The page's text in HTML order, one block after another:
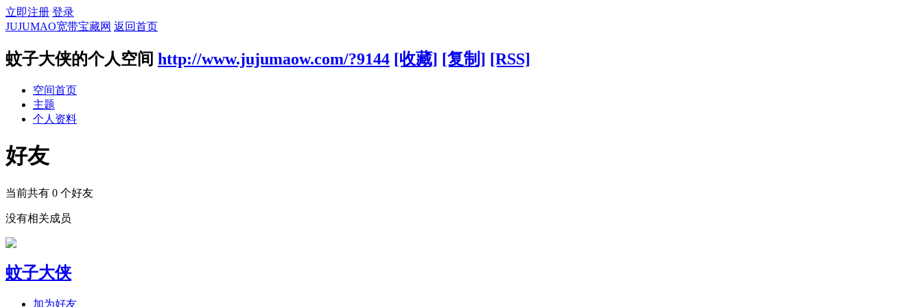
立即注册 登录
JUJUMAO宽带宝藏网 返回首页
蚊子大侠的个人空间 http://www.jujumaow.com/?9144 [收藏] [复制] [RSS]
空间首页
主题
个人资料
好友
当前共有 0 个好友
没有相关成员
蚊子大侠
加为好友